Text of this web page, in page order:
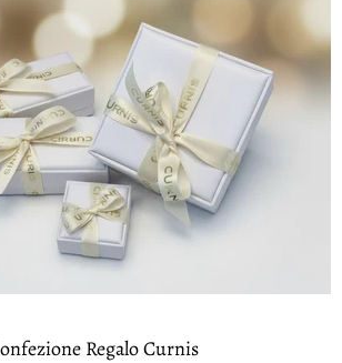
Regalo Curnis